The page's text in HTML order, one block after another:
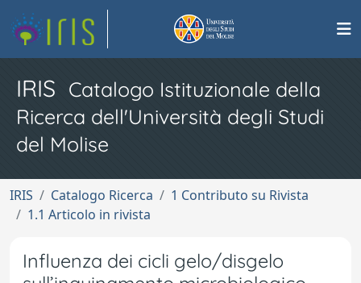
IRIS Catalogo Istituzionale della
Ricerca dell'Università degli Studi
del Molise
IRIS Catalogo Ricerca
1 Contributo su Rivista
1.1 Articolo in rivista
Influenza dei cicli gelo/disgelo